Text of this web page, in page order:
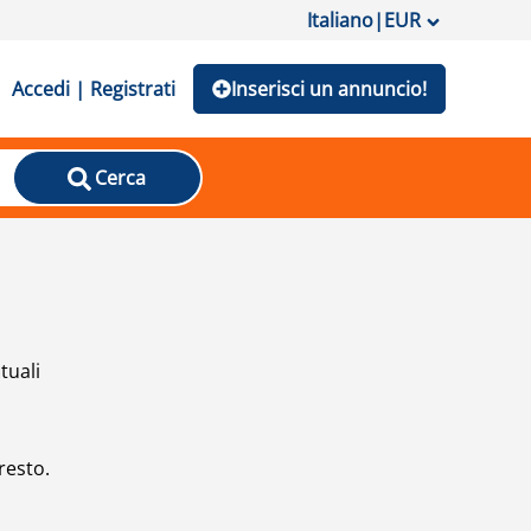
Italiano|EUR
Accedi | Registrati Inserisci un annuncio!
Cerca